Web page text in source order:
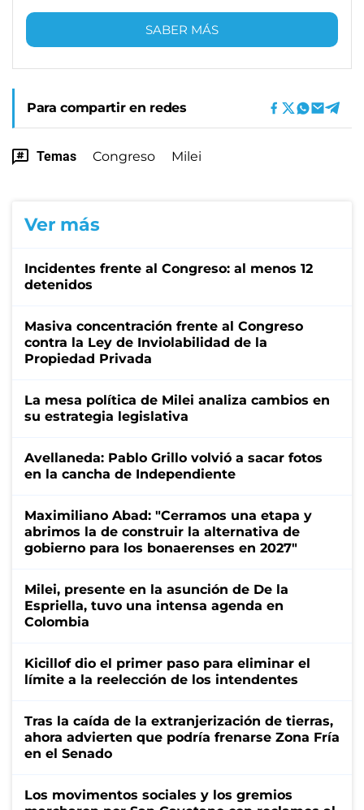
SABER MÁS
Para compartir en redes
Temas Congreso Milei
Ver más
Incidentes frente al Congreso: al menos 12
detenidos
Masiva concentración frente al Congreso
contra la Ley de Inviolabilidad de la
Propiedad Privada
La mesa política de Milei analiza cambios en
su estrategia legislativa
Avellaneda: Pablo Grillo volvió a sacar fotos
en la cancha de Independiente
Maximiliano Abad: "Cerramos una etapa y
abrimos la de construir la alternativa de
gobierno para los bonaerenses en 2027"
Milei, presente en la asunción de De la
Espriella, tuvo una intensa agenda en
Colombia
Kicillof dio el primer paso para eliminar el
límite a la reelección de los intendentes
Tras la caída de la extranjerización de tierras,
ahora advierten que podría frenarse Zona Fría
en el Senado
Los movimentos sociales y los gremios